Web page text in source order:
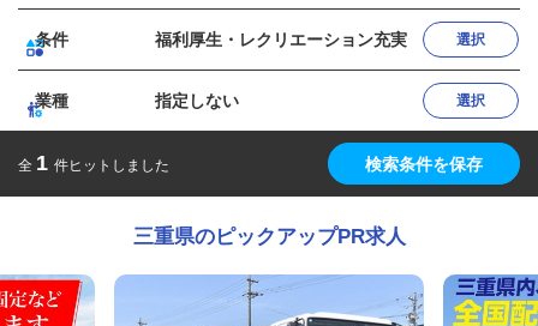
条件 福利厚生・レクリエーション充実 選択
業種 指定しない 選択
全 1 件ヒットしました 検索条件を保存
三重県のピックアップPR求人